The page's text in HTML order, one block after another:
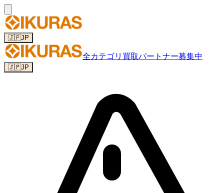
🇯🇵JP
全カテゴリ 買取パートナー募集中
🇯🇵JP